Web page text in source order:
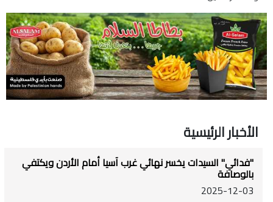
الأخبار الرئيسية
"فدائي" السيدات يخسر نهائي غرب آسيا أمام الأردن ويكتفي
بالوصافة
2025-12-03